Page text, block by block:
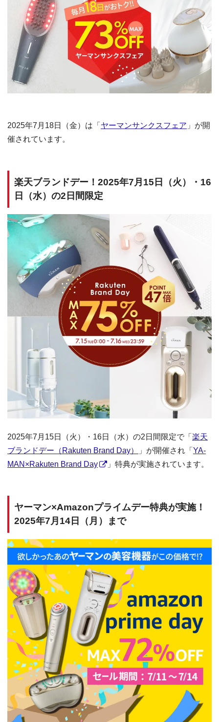
2025年7月18日（金）は「 ヤーマンサンクスフェア 」が開
催されています。
楽天ブランドデー！2025年7月15日（火）・16
日（水）の2日間限定
2025年7月15日（火）・16日（水）の2日間限定で「 楽天
ブランドデー（Rakuten Brand Day）
」が開催され「 YA-
MAN×Rakuten Brand Day
」特典が実施されています。
ヤーマン×Amazonプライムデー特典が実施！
2025年7月14日（月）まで